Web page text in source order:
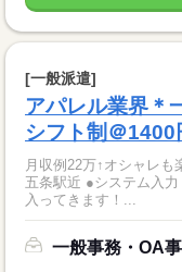
[一般派遣]
アパレル業界＊
シフト制＠1400
月収例22万↑オシャレ
五条駅近 ●システム入力（注文の受付☆）→ネット・TELから注文が
入ってきます！...
一般事務・OA